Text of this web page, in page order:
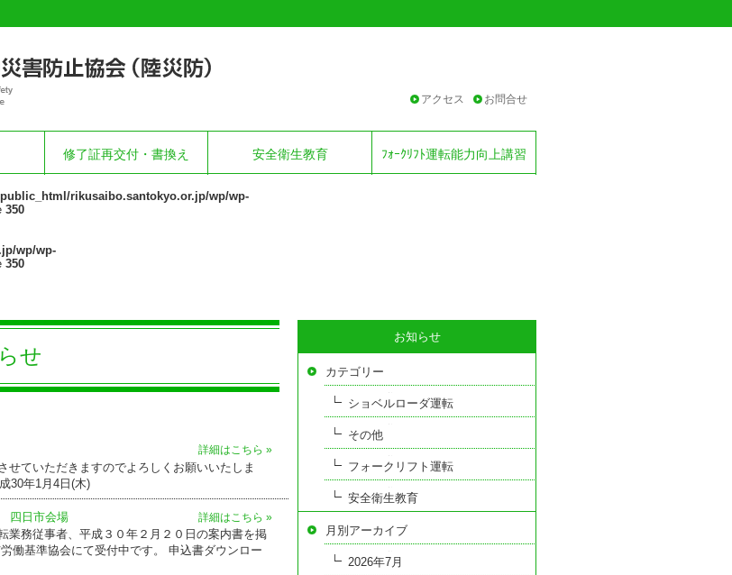
お問合せ
アクセス
修了証再交付・書換え 安全衛生教育 ﾌｫｰｸﾘﾌﾄ運転能力向上講習
public_html/rikusaibo.santokyo.or.jp/wp/wp-
350
wp/wp-
350
せ
詳細はこちら »
せていただきますのでよろしくお願いいたしま
30年1月4日(木)
四日市会場 詳細はこちら »
業務従事者、平成３０年２月２０日の案内書を掲
働基準協会にて受付中です。 申込書ダウンロー
お知らせ
カテゴリー
ショベルローダ運転
その他
フォークリフト運転
安全衛生教育
月別アーカイブ
2026年7月